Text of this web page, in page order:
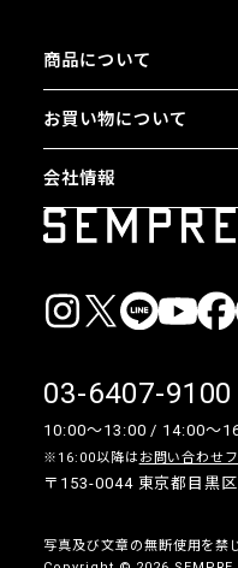
商品について
お買い物について
会社情報
03-6407-9100
10:00〜13:00 / 14:00〜
※16:00以降は お問い合わせ
〒153-0044 東京都目黒
写真及び文章の無断使用を禁